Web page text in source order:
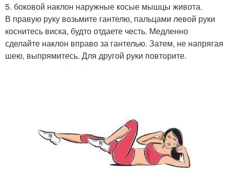
5. боковой наклон наружные косые мышцы живота.
В правую руку возьмите гантелю, пальцами левой руки
коснитесь виска, будто отдаете честь. Медленно
сделайте наклон вправо за гантелью. Затем, не напрягая
шею, выпрямитесь. Для другой руки повторите.